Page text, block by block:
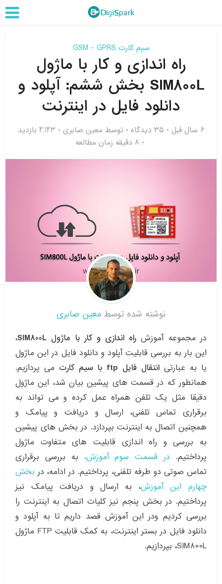
سیم کارت GSM - GPRS
راه اندازی و کار با ماژول
SIM800L بخش ششم: آپلود و
دانلود فایل در اینترنت
6 سال قبل ۳۵ دیدگاه توسط معین صابری
4,143 بازدید
8 دقیقه زمان مطالعه
نوشته شده توسط معین صابری
در مجموعه آموزش راه اندازی و کار با ماژول SIM800L
،
این بار به بررسی قابلیت آپلود و دانلود فایل در این ماژول
یا به عبارتیانتقال فایل ftp با سیم کارت
می پردازیم.
همانطور که در قسمت های پیشین بیان شد، این ماژول
دقیقا مثل یک تلفن همراه عمل کرده و می تواند به
برقراری تماس تلفنی، ارسال و دریافت و پیامک و
همچنین اتصال به اینترنت بپردازد. در بخش های پیشین
به بررسی و راه اندازی قابلیت های متفاوت ماژول
پرداختیم. در قسمت سوم آموزش، به بررسی برقراری
تماس صوتی دو طرفه تلفنی، پرداختیم. در ادامه، در بخش
چهارم این آموزش، به ارسال و دریافت پیامک نیز
پرداختیم. در بخش پنجم نیز کلیات اتصال به اینترنت را
بررسی کردیم ودر این آموزش قصد داریم تا به آپلود و
دانلود فایل در بستر اینترنت، به کمک قابلیت FTP ماژول
SIM800L، بپردازیم.